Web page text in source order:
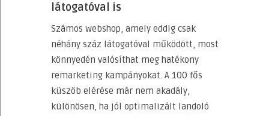
látogatóval is
Számos webshop, amely eddig csak
néhány száz látogatóval működött, most
könnyedén valósíthat meg hatékony
remarketing kampányokat. A 100 fős
küszöb elérése már nem akadály,
különösen, ha jól optimalizált landoló